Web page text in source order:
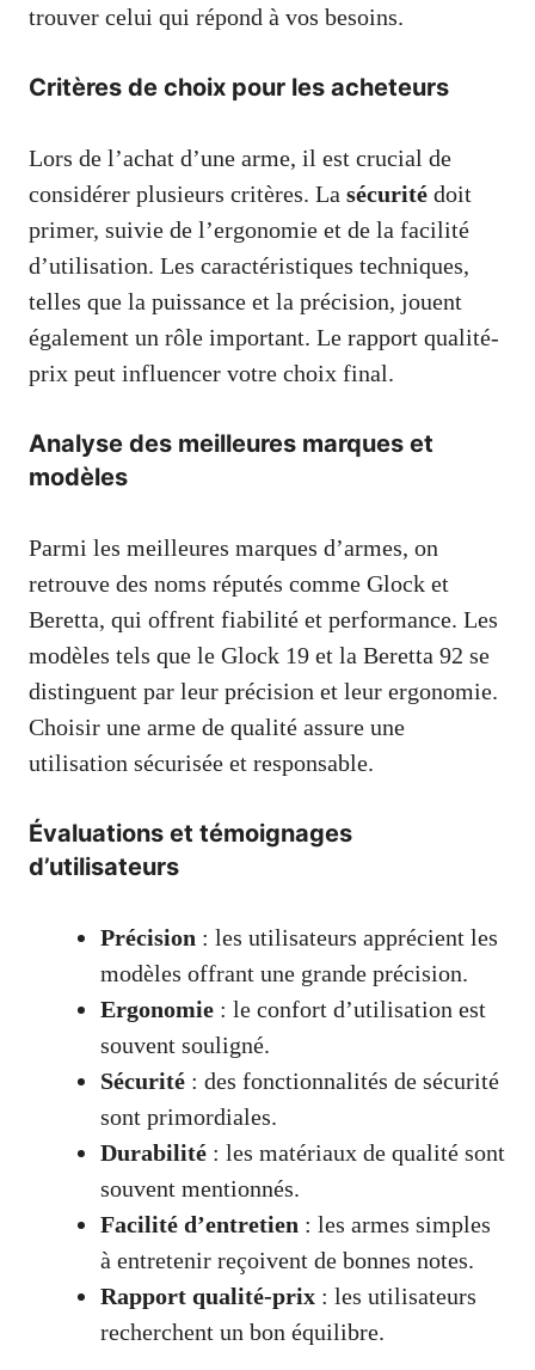
trouver celui qui répond à vos besoins.
Critères de choix pour les acheteurs
Lors de l’achat d’une arme, il est crucial de
considérer plusieurs critères. La sécurité doit
primer, suivie de l’ergonomie et de la facilité
d’utilisation. Les caractéristiques techniques,
telles que la puissance et la précision, jouent
également un rôle important. Le rapport qualité-
prix peut influencer votre choix final.
Analyse des meilleures marques et
modèles
Parmi les meilleures marques d’armes, on
retrouve des noms réputés comme Glock et
Beretta, qui offrent fiabilité et performance. Les
modèles tels que le Glock 19 et la Beretta 92 se
distinguent par leur précision et leur ergonomie.
Choisir une arme de qualité assure une
utilisation sécurisée et responsable.
Évaluations et témoignages
d’utilisateurs
Précision : les utilisateurs apprécient les
modèles offrant une grande précision.
Ergonomie : le confort d’utilisation est
souvent souligné.
Sécurité : des fonctionnalités de sécurité
sont primordiales.
Durabilité : les matériaux de qualité sont
souvent mentionnés.
Facilité d’entretien : les armes simples
à entretenir reçoivent de bonnes notes.
Rapport qualité-prix : les utilisateurs
recherchent un bon équilibre.